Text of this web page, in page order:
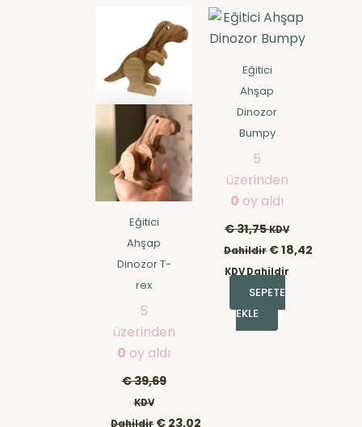
Eğitici
Ahşap
Dinozor T-
rex
5
üzerinden
0 oy aldı
€39,69
KDV
Dahildir € 23,02
Eğitici
Ahşap
Dinozor
Bumpy
5
üzerinden
0 oy aldı
€31,75KDV
Dahildir €18,42
KDV Dahildir
SEPETE
EKLE